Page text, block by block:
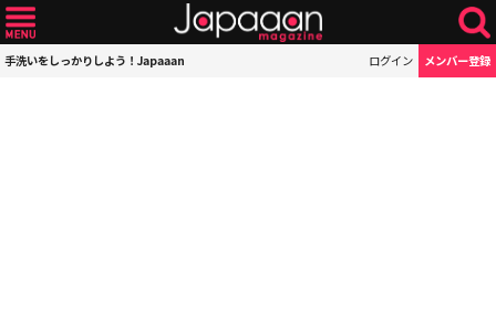
手洗いをしっかりしよう！Japaaan ログイン メンバー登録